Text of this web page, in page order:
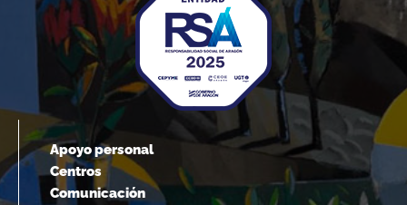
Apoyo personal
Centros
Comunicación